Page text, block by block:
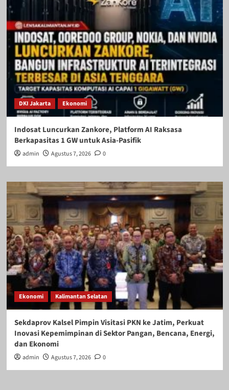
DKI Jakarta Ekonomi
Indosat Luncurkan Zankore, Platform AI Raksasa
Berkapasitas 1 GW untuk Asia-Pasifik
admin Agustus 7, 2026 0
Ekonomi Kalimantan Selatan
Sekdaprov Kalsel Pimpin Visitasi PKN ke Jatim, Perkuat
Inovasi Kepemimpinan di Sektor Pangan, Bencana, Energi,
dan Ekonomi
admin Agustus 7, 2026 0